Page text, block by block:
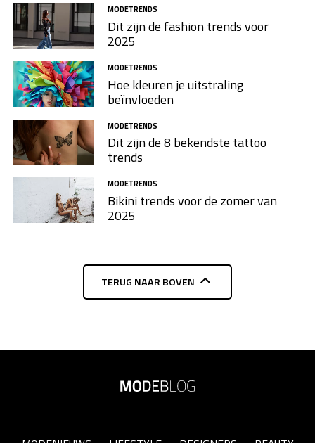
MODETRENDS
Dit zijn de fashion trends voor
2025
MODETRENDS
Hoe kleuren je uitstraling
beïnvloeden
MODETRENDS
Dit zijn de 8 bekendste tattoo
trends
MODETRENDS
Bikini trends voor de zomer van
2025
TERUG NAAR BOVEN